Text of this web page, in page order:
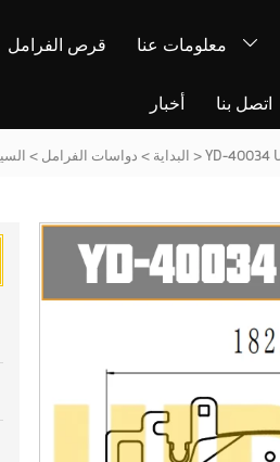
قرص الفرامل معلومات عنا 
أخبار اتصل بنا
البداية>دواسات الفرامل> >